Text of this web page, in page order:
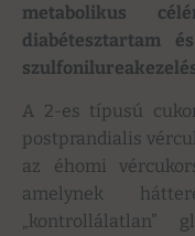
metabolikus
diabétesztartam
A 2-es típusú
postprandialis
az éhomi
amelynek
„kontrollálatlan”